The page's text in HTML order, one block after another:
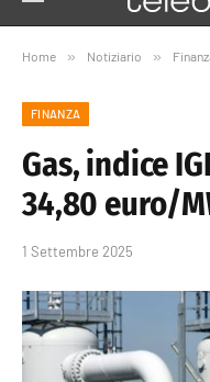
Home » Notiziario »
FINANZA
Gas, indice
34,80 euro/
1 Settembre 2025